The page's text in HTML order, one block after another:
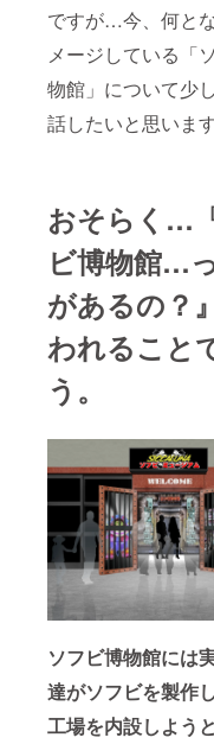
ですが…今、何と
メージしている「
物館」について少
話したいと思います
おそらく…
ビ博物館…
があるの？
われること
う。
ソフビ博物館には
達がソフビを製作
工場を内設しよう